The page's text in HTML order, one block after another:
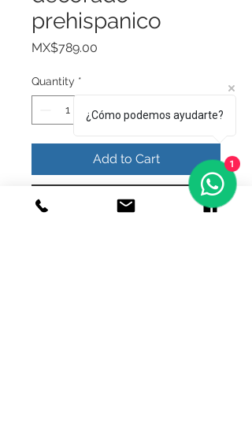
prehispanico
MX$789.00
Quantity *
Add to Cart
Buy Now
¿Cómo podemos ayudarte?
1